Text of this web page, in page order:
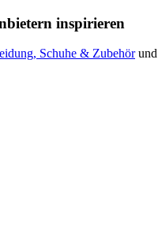
inspirieren
Schuhe & Zubehörund